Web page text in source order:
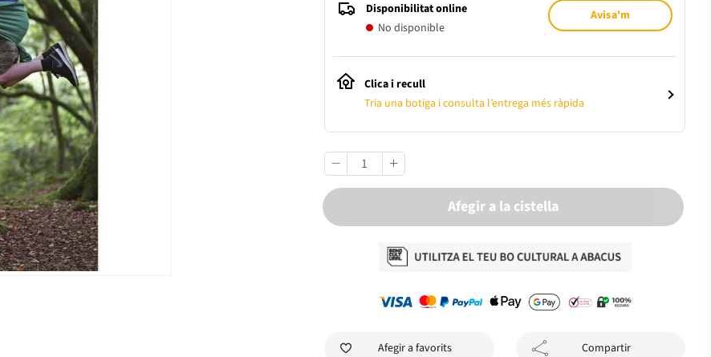
Disponibilitat online
No disponible
Avisa'm
Clica i recull
Tria una botiga i consulta l’entrega més ràpida
Afegir a la cistella
Afegir a favorits Compartir